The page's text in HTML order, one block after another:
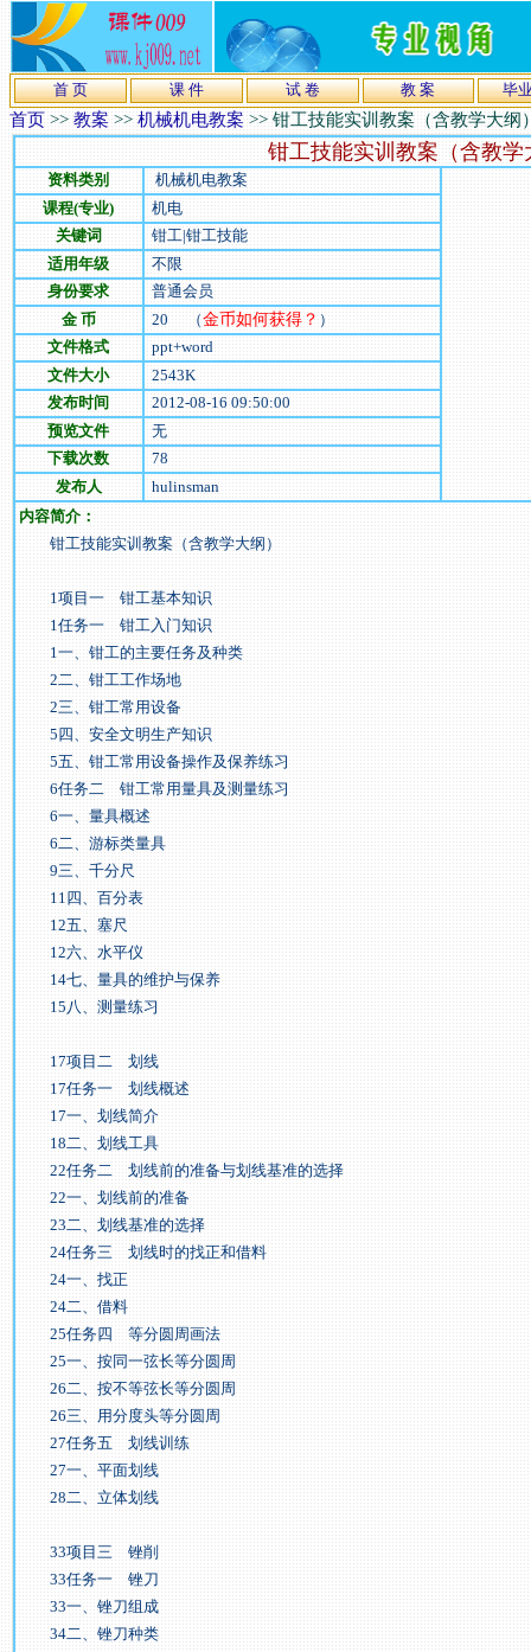
首 页 课 件 试 卷 教 案 毕
首页>>教案>>机械机电教案>>钳工技能实训教案（含教学大纲
钳工技能实训教案（含教学
资料类别
机械机电教案
课程(专业)
机电
关键词
钳工|钳工技能
适用年级
不限
身份要求
普通会员
金 币
20（金币如何获得？）
文件格式
ppt+word
文件大小
2543K
发布时间
2012-08-16 09:50:00
预览文件
无
下载次数
78
发布人
hulinsman
内容简介：
钳工技能实训教案（含教学大纲）
1项目一 钳工基本知识
1任务一 钳工入门知识
1一、钳工的主要任务及种类
2二、钳工工作场地
2三、钳工常用设备
5四、安全文明生产知识
5五、钳工常用设备操作及保养练习
6任务二 钳工常用量具及测量练习
6一、量具概述
6二、游标类量具
9三、千分尺
11四、百分表
12五、塞尺
12六、水平仪
14七、量具的维护与保养
15八、测量练习
17项目二 划线
17任务一 划线概述
17一、划线简介
18二、划线工具
22任务二 划线前的准备与划线基准的选择
22一、划线前的准备
23二、划线基准的选择
24任务三 划线时的找正和借料
24一、找正
24二、借料
25任务四 等分圆周画法
25一、按同一弦长等分圆周
26二、按不等弦长等分圆周
26三、用分度头等分圆周
27任务五 划线训练
27一、平面划线
28二、立体划线
33项目三 锉削
33任务一 锉刀
33一、锉刀组成
34二、锉刀种类